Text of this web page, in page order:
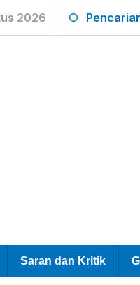
2026
Saran dan Kritik